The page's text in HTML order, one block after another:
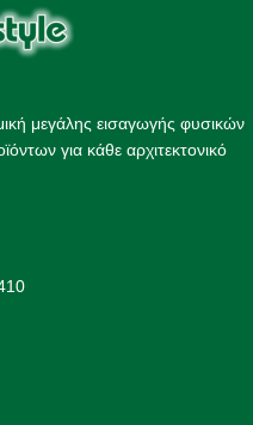
μεγάλης εισαγωγής φυσικών
για κάθε αρχιτεκτονικό